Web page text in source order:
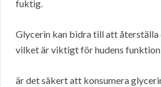
fuktig.
Glycerin kan bidra till att återställa
vilket är viktigt för hudens
är det säkert att konsumera